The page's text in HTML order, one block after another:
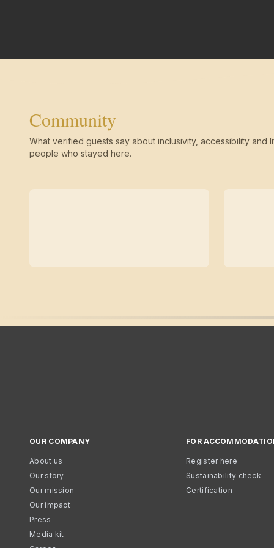
Community
What verified guests say about inclusivity, accessibility and
people who stayed here.
OUR COMPANY
About us
Our story
Our mission
Our impact
Press
Media kit
FOR
Register here
Sustainability check
Certification